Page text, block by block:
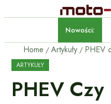
Nowości:
Home Artykuły PHEV
ARTYKUŁY
PHEV